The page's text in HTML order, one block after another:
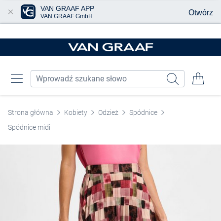
Strona główna Kobiety Odzież
Spódnice
Spódnice midi
VAN GRAAF APP
VAN GRAAF GmbH Otwórz